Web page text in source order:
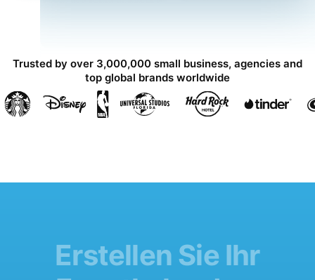
Trusted by over 3,000,000 small business, agencies and
top global brands worldwide
Erstellen Sie Ihr